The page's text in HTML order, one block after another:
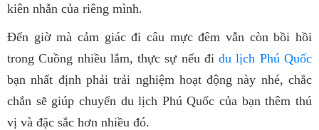
kiên nhẫn của riêng mình.
Đến giờ mà cảm giác đi câu mực đêm vẫn còn bồi hồi
trong Cuồng nhiều lắm, thực sự nếu đidu lịch Phú Quốc
bạn nhất định phải trải nghiệm hoạt động này nhé, chắc
chắn sẽ giúp chuyến du lịch Phú Quốc của bạn thêm thú
vị và đặc sắc hơn nhiều đó.